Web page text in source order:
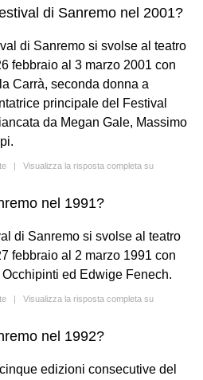
di Sanremo nel 2001?
di Sanremo si svolse al teatro
febbraio al 3 marzo 2001 con
Carrà, seconda donna a
principale del Festival
da Megan Gale, Massimo
| Visualizza la risposta completa su
nel 1991?
di Sanremo si svolse al teatro
febbraio al 2 marzo 1991 con
ed Edwige Fenech.
| Visualizza la risposta completa su
nel 1992?
edizioni consecutive del